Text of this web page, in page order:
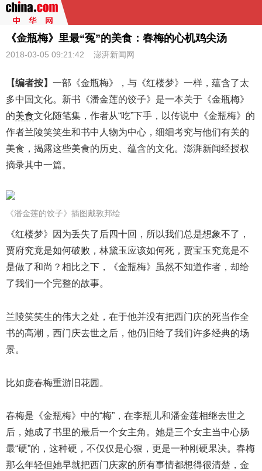
《金瓶梅》里最“冤”的美食：春梅的心机鸡尖汤
2018-03-05 09:21:42 澎湃新闻网
【编者按】 一部《金瓶梅》，与《红楼梦》一样，蕴含了太
多中国文化。新书《潘金莲的饺子》是一本关于《金瓶梅》
的美食文化随笔集，作者从“吃”下手，以传说中《金瓶梅》的
作者兰陵笑笑生和书中人物为中心，细细考究与他们有关的
美食，揭露这些美食的历史、蕴含的文化。澎湃新闻经授权
摘录其中一篇。
《潘金莲的饺子》插图戴敦邦绘
《红楼梦》因为丢失了后四十回，所以我们总是想象不了，
贾府究竟是如何破败，林黛玉应该如何死，贾宝玉究竟是不
是做了和尚？相比之下，《金瓶梅》虽然不知道作者，却给
了我们一个完整的故事。
兰陵笑笑生的伟大之处，在于他并没有把西门庆的死当作全
书的高潮，西门庆去世之后，他仍旧给了我们许多经典的场
景。
比如庞春梅重游旧花园。
春梅是《金瓶梅》中的“梅”，在李瓶儿和潘金莲相继去世之
后，她成了书里的最后一个女主角。她是三个女主当中心肠
最“硬”的，这种硬，不仅仅是心狠，更是一种刚硬果决。春梅
那么年轻但她早就把西门庆家的所有事情都想得很清楚，金